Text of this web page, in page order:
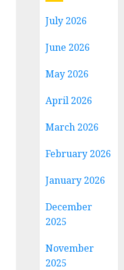
July 2026
June 2026
May 2026
April 2026
March 2026
February 2026
January 2026
December
2025
November
2025